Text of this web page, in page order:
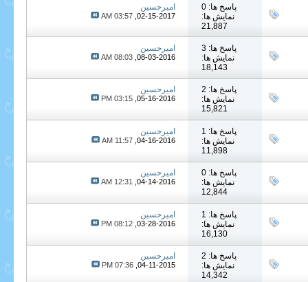
پاسخ ها: 0
نمایش ها:
21,887
امیرحسین
02-15-2017,
03:57 AM
پاسخ ها: 3
نمایش ها:
18,143
امیرحسین
08-03-2016,
08:03 AM
پاسخ ها: 2
نمایش ها:
15,821
امیرحسین
05-16-2016,
03:15 PM
پاسخ ها: 1
نمایش ها:
11,898
امیرحسین
04-16-2016,
11:57 AM
پاسخ ها: 0
نمایش ها:
12,844
امیرحسین
04-14-2016,
12:31 AM
پاسخ ها: 1
نمایش ها:
16,130
امیرحسین
03-28-2016,
08:12 PM
پاسخ ها: 2
نمایش ها:
14,342
امیرحسین
04-11-2015,
07:36 PM